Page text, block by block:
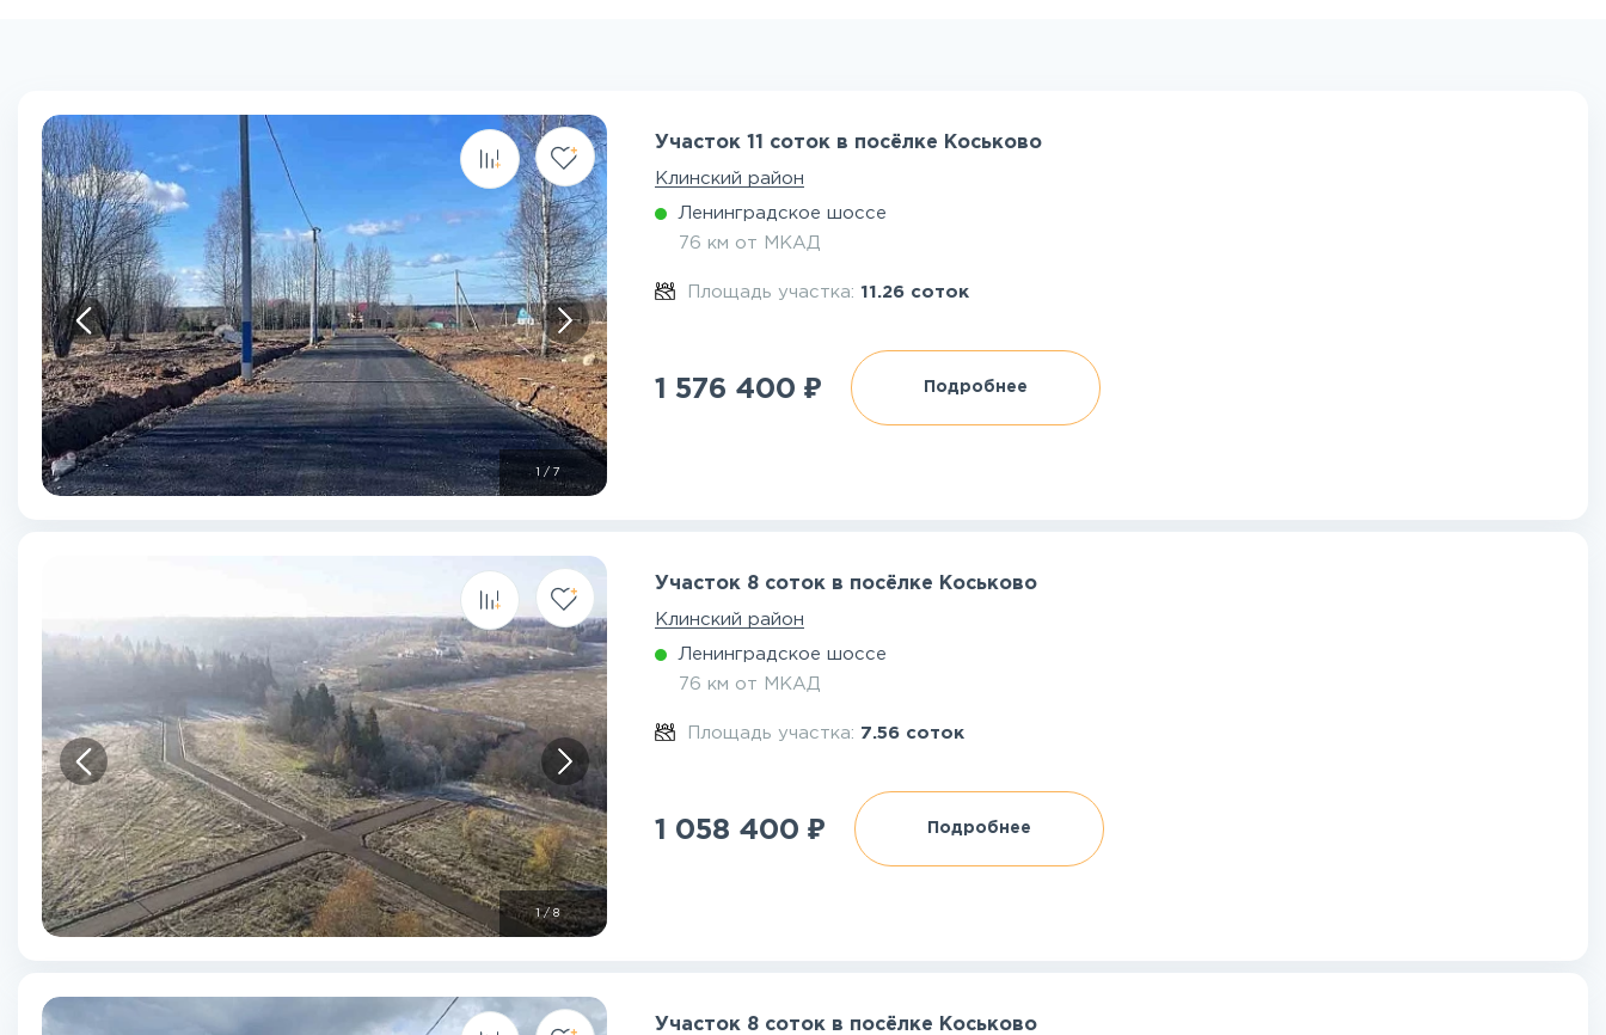
/ 7
Участок 11 соток в посёлке Коськово
Клинский район
Ленинградское шоссе
76 км от МКАД
Площадь участка:11.26 соток
1 576 400 ₽ Подробнее
1/8
Участок 8 соток в посёлке Коськово
Клинский район
Ленинградское шоссе
76 км от МКАД
Площадь участка: 7.56 соток
1 058 400 ₽ Подробнее
Участок 8 соток в посёлке Коськово